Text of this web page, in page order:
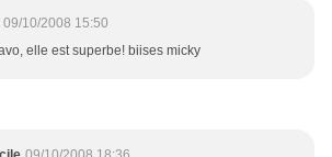
09/10/2008 15:50
elle est superbe! biises micky